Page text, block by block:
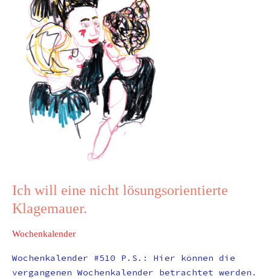
Ich will eine nicht lösungsorientierte
Klagemauer.
Wochenkalender
Wochenkalender #510 P.S.: Hier können die
vergangenen Wochenkalender betrachtet werden.